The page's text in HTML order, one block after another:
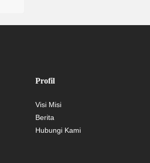
Profil
Visi Misi
Berita
Hubungi Kami